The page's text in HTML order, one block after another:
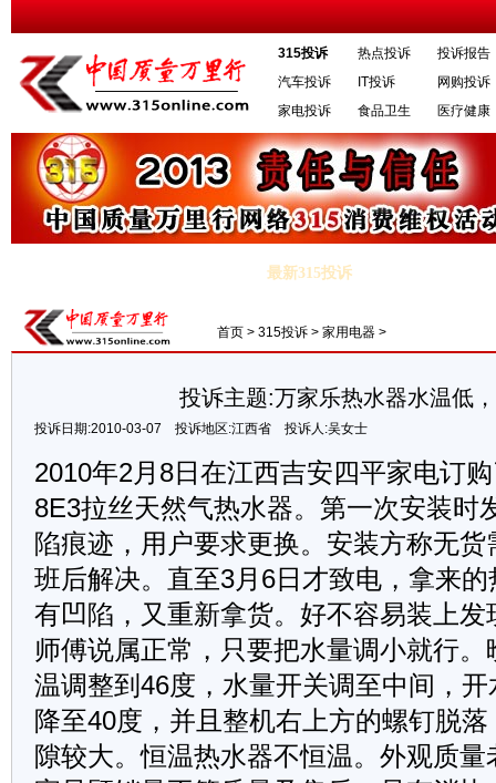
315投诉 热点投诉
投诉报告
汽车投诉
IT投诉
网购投诉
家电投诉
食品卫生 医疗健康
最新315投诉
·2012新款福克斯变速箱异响伴随车身抖动 ·集美家居“红苹果”家
首页 > 315投诉 > 家用电器 >
投诉主题:万家乐热水器水温低
投诉日期:2010-03-07 投诉地区:江西省 投诉人:吴女士
2010年2月8日在江西吉安四平家电订
8E3拉丝天然气热水器。第一次安装时
陷痕迹，用户要求更换。安装方称无
班后解决。直至3月6日才致电，拿来
有凹陷，又重新拿货。好不容易装上
师傅说属正常，只要把水量调小就行
温调整到46度，水量开关调至中间，
降至40度，并且整机右上方的螺钉脱
隙较大。恒温热水器不恒温。外观质